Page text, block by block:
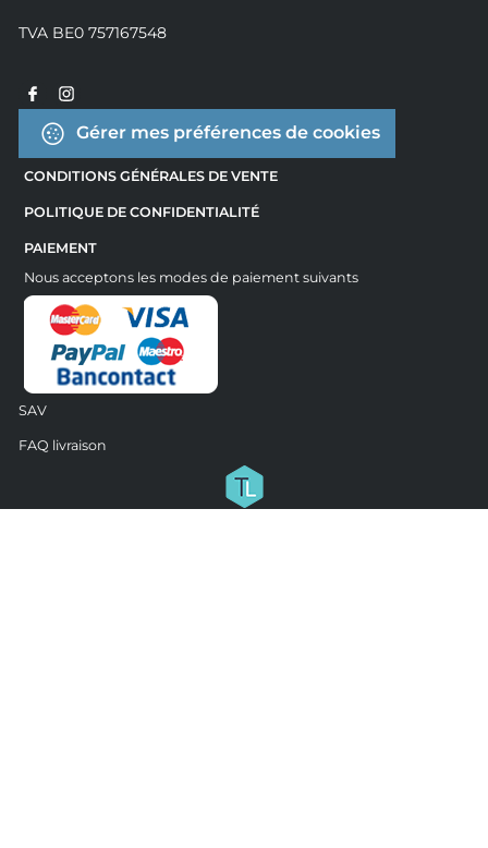
TVA BE0 757167548
Gérer mes préférences de cookies
CONDITIONS GÉNÉRALES DE VENTE
POLITIQUE DE CONFIDENTIALITÉ
PAIEMENT
Nous acceptons les modes de paiement suivants
SAV
FAQ livraison